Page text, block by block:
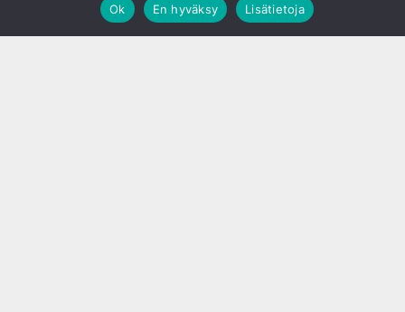
Ok
En hyväksy Lisätietoja